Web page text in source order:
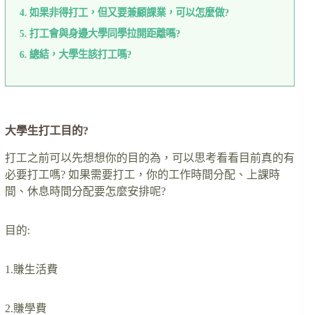
如果非得打工，但又要兼顧課業，可以怎麼做?
打工會與身邊大學同學拉開距離嗎?
總結，大學生該打工嗎?
大學生打工目的?
打工之前可以先想想你的目的為，可以思考看看目前真的有
必要打工嗎? 如果需要打工，你的工作時間分配、上課時
間、休息時間分配要怎麼安排呢?
目的:
1.賺生活費
2.賺學費